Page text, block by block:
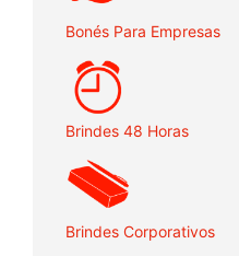
Bonés Para Empresas
Brindes 48 Horas
Brindes Corporativos